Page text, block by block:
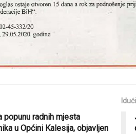
popunu radnih mjesta
u Općini Kalesija, objavljen